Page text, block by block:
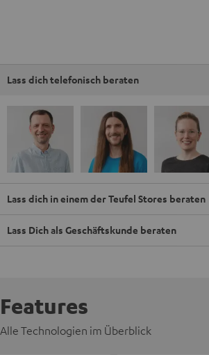
Lass dich telefonisch beraten
Lass dich in einem der Teufel Stores beraten
Lass Dich als Geschäftskunde beraten
Features
Alle Technologien im Überblick